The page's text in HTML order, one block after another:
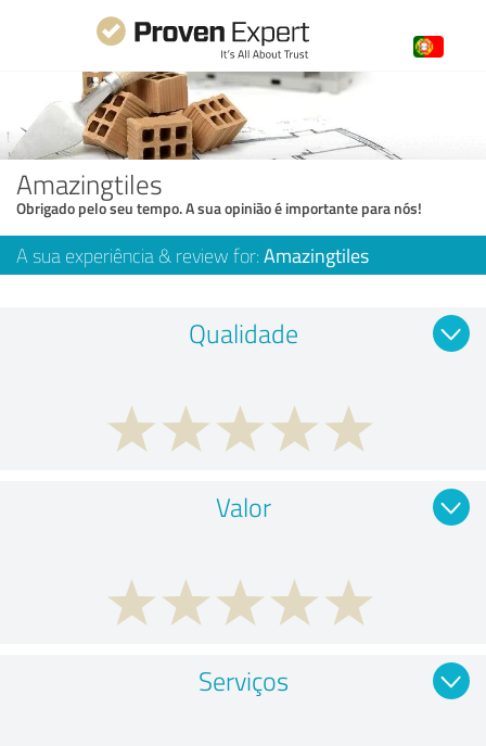
Amazingtiles
Obrigado pelo seu tempo. A sua opinião é importante para nós!
A sua experiência & review for: Amazingtiles
Qualidade
Valor
Serviços